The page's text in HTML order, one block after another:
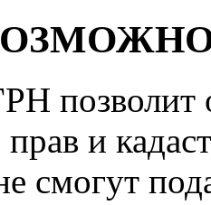
позволит
и
смогут